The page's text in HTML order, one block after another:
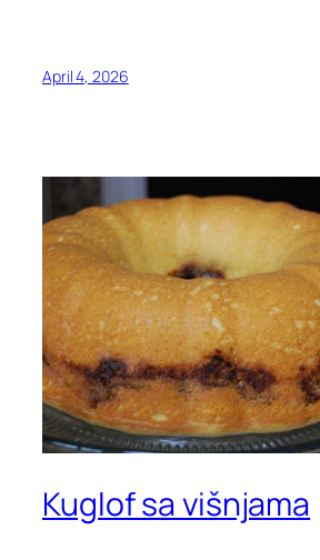
April 4, 2026
Kuglof sa višnjama